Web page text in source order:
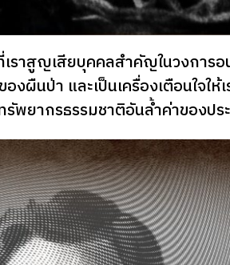
ราสูญเสียบุคคลสำคัญในวงการ
ผืนป่า และเป็นเครื่องเตือนใจให้
พยากรธรรมชาติอันล้ำค่าของปร